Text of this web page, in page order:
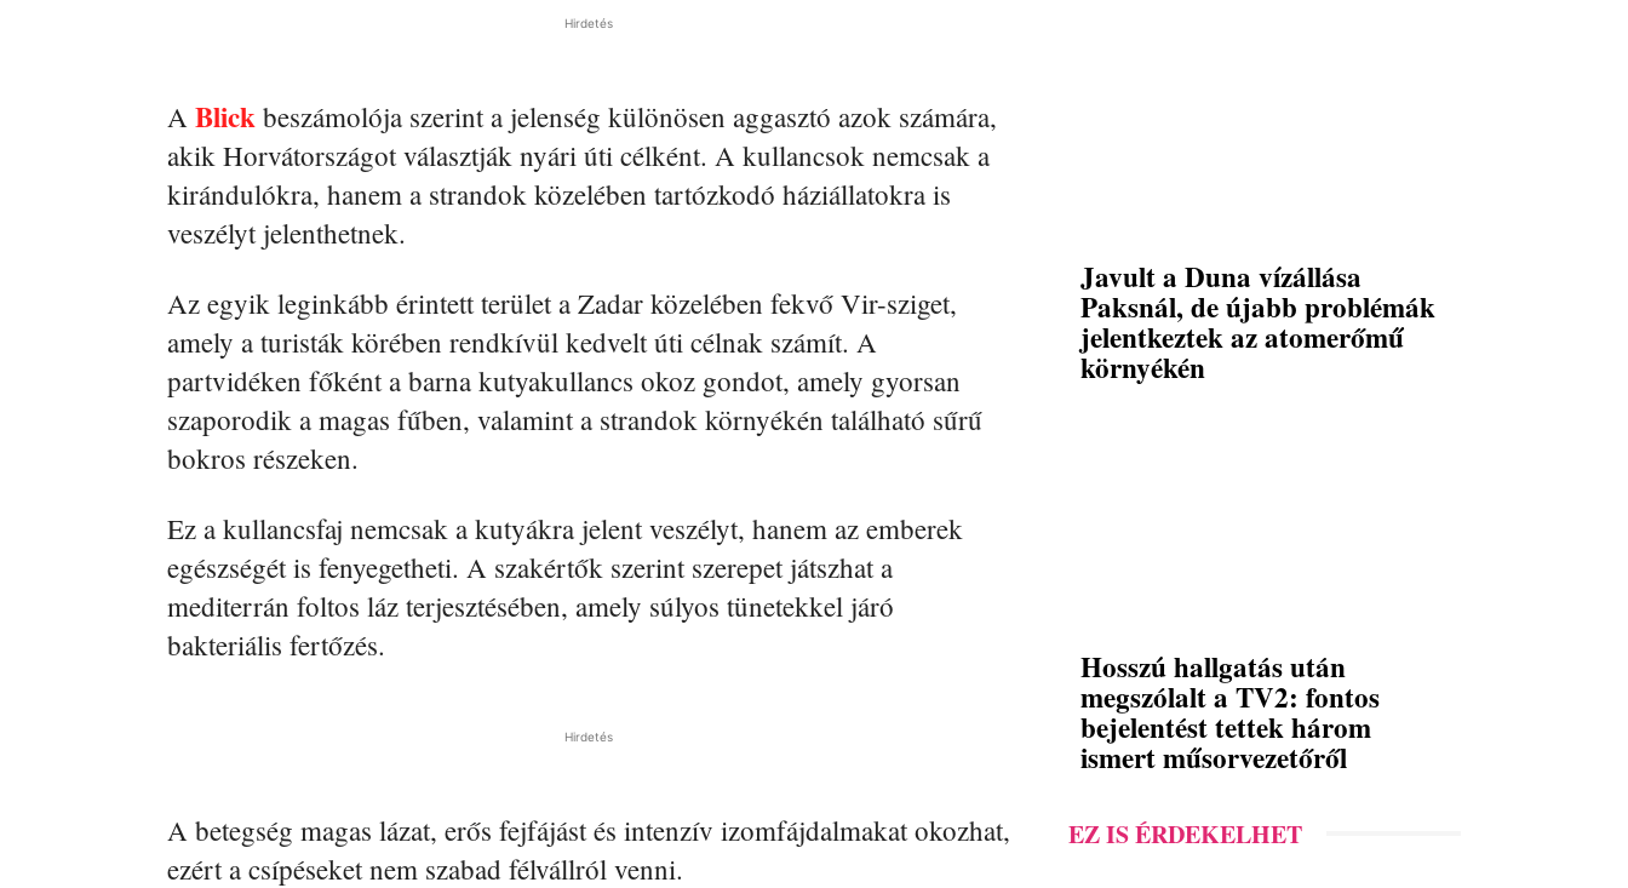
Hirdetés
A Blick beszámolója szerint a jelenség különösen aggasztó azok számára,
akik Horvátországot választják nyári úti célként. A kullancsok nemcsak a
kirándulókra, hanem a strandok közelében tartózkodó háziállatokra is
veszélyt jelenthetnek.
Az egyik leginkább érintett terület a Zadar közelében fekvő Vir-sziget,
amely a turisták körében rendkívül kedvelt úti célnak számít. A
partvidéken főként a barna kutyakullancs okoz gondot, amely gyorsan
szaporodik a magas fűben, valamint a strandok környékén található sűrű
bokros részeken.
Ez a kullancsfaj nemcsak a kutyákra jelent veszélyt, hanem az emberek
egészségét is fenyegetheti. A szakértők szerint szerepet játszhat a
mediterrán foltos láz terjesztésében, amely súlyos tünetekkel járó
bakteriális fertőzés.
Hirdetés
A betegség magas lázat, erős fejfájást és intenzív izomfájdalmakat okozhat,
ezért a csípéseket nem szabad félvállról venni.
Javult a Duna vízállása
Paksnál, de újabb problémák
jelentkeztek az atomerőmű
környékén
Hosszú hallgatás után
megszólalt a TV2: fontos
bejelentést tettek három
ismert műsorvezetőről
EZ IS ÉRDEKELHET